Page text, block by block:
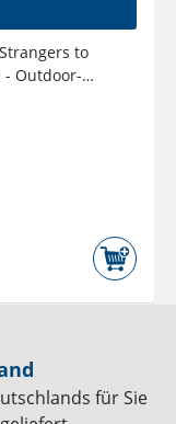
to
- Outdoor-
für Sie